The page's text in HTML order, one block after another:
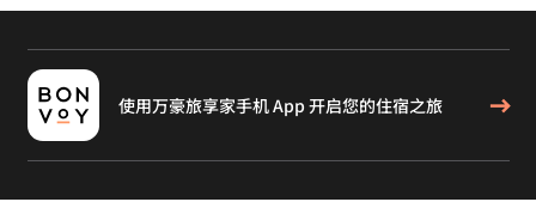
使用万豪旅享家手机 App 开启您的住宿之旅